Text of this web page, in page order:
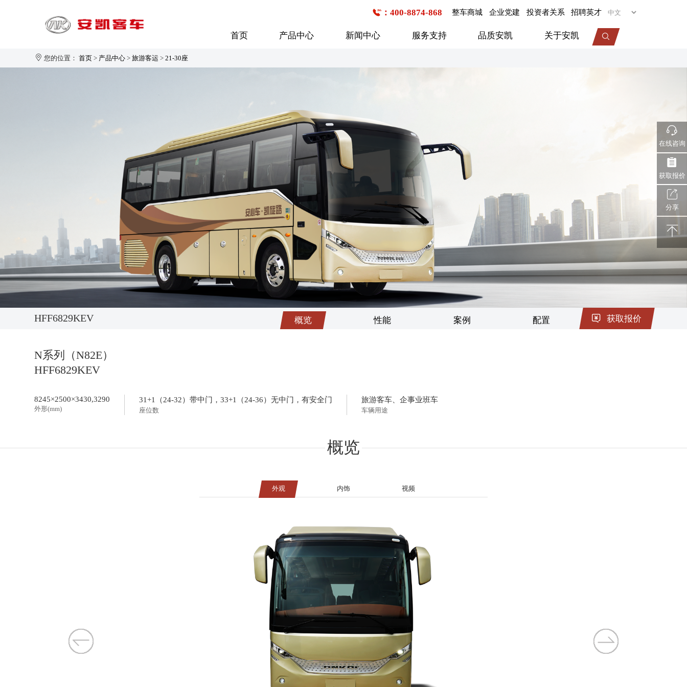
在线咨询
获取报价
分享
：400-8874-868 整车商城 企业党建 投资者关系 招聘英才
首页 产品中心
旅游客运
31-40座
41-50座
50座以上
7-8米
8-9米
9-10米
10-11米
11-12米
12-13米
13米以上
21-30座
31-40座
41-50座
50座以上
31-40座
41-50座
50座以上
获取报价： 我要询价
新闻中心
行业新闻 媒体报道
活动专题 世界的安凯
服务支持
购车流程 服务网点查询
供应商加盟 信息公开 维修技术信息
品质安凯
技术研发
关于安凯
企业文化 发展历程
领导关怀 联系我们
您的位置：首页 > 产品中心 >旅游客运 >21-30座
HFF6829KEV 获取报价
概览 性能 案例 配置
N系列（N82E）
HFF6829KEV
8245×2500×3430,3290
外形(mm)
31+1（24-32）带中门，33+1（24-36）无中门，有安全门
座位数
旅游客车、企事业班车
车辆用途
概览
外观 内饰 视频